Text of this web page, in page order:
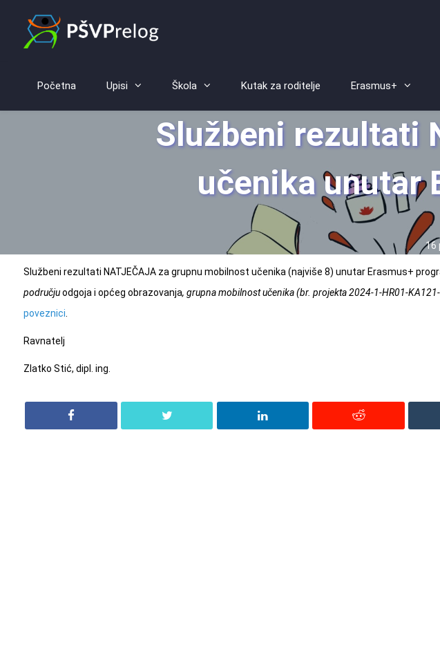
Početna Upisi Škola Kutak za roditelje Erasmus+
Službeni rezultati
učenika unutar
16
Službeni rezultati NATJEČAJA za grupnu mobilnost učenika (najviše 8) unutar Erasmus+
područjuodgoja i općeg obrazovanja, grupna mobilnost učenika (br. projekta 2024-1-HR01-
poveznici
Ravnatelj
Zlatko Stić, dipl. ing.